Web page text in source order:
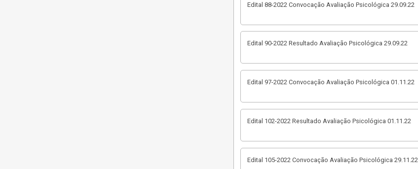
Edital 88-2022 Convocação Avaliação Psicológica 29.09.22
Edital 90-2022 Resultado Avaliação Psicológica 29.09.22
Edital 97-2022 Convocação Avaliação Psicológica 01.11.22
Edital 102-2022 Resultado Avaliação Psicológica 01.11.22
Edital 105-2022 Convocação Avaliação Psicológica 29.11.22